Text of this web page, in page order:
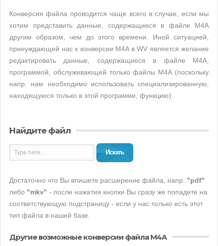
Конверсия файла проводится чаще всего в случае, если мы
хотим представить данные, содержащиеся в файле M4A
другим образом, чем до этого времени. Иной ситуацией,
принуждающей нас к конверсии M4A в WV является желание
редактировать данные, содержащиеся в файле M4A,
программой, обслуживающей только файлы M4A (поскольку
напр. нам необходимо использовать специализированную,
находящуюся только в этой программе, функцию).
Найдите файл
Искать
Достаточно что Вы впишете расширение файла, напр. "pdf"
либо "mkv" - после нажатия кнопки Вы сразу же попадете на
соответствующую подстраницу - если у нас только есть этот
тип файла в нашей базе.
Другие возможные конверсии файла M4A